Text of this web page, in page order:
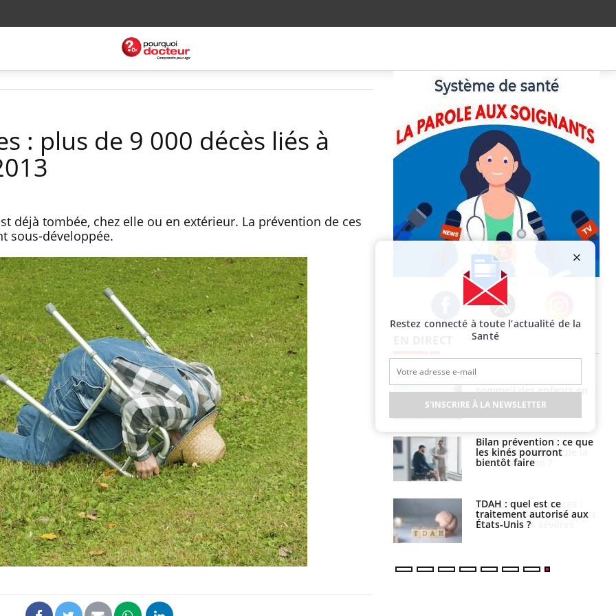
: plus de 9 000 décès liés à
déjà tombée, chez elle ou en extérieur. La prévention de ces
sous-développée.
Facebook Twitter Instagram
Grossesse et chaleur : ce
que dit la science
Le smartphone nuit-il à
l'apprentissage de la
lecture ?
Mordue par une tique en
vacances, elle reste dans
le coma pendant 42 jours
Mordue par un
barracuda, une petite fille
secourue grâce à un
réflexe essentiel
Légionellose en Suisse :
quelle est l’origine de la
contamination ?
Allergies alimentaires :
une nouvelle arme contre
les réactions sévères
sommeil des enfants en
vacances ?
Bilan prévention : ce que
les kinés pourront
bientôt faire
TDAH : quel est ce
traitement autorisé aux
États-Unis ?
Restez connecté à toute l’actualité de la
Santé
S'INSCRIRE À LA NEWSLETTER